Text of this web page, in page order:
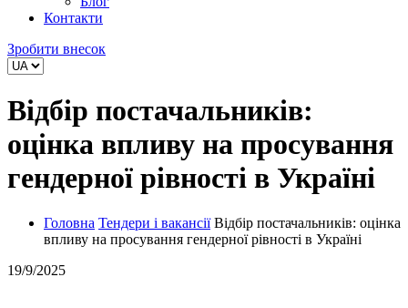
Контакти
Зробити внесок
Відбір постачальників:
оцінка впливу на просування
гендерної рівності в Україні
Головна Тендери і вакансії Відбір постачальників: оцінка
впливу на просування гендерної рівності в Україні
19/9/2025